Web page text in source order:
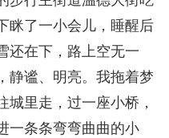
眯了一小会儿，睡醒后
还在下，路上空无一
静谧、明亮。我拖着梦
城里走，过一座小桥，
一条条弯弯曲曲的小